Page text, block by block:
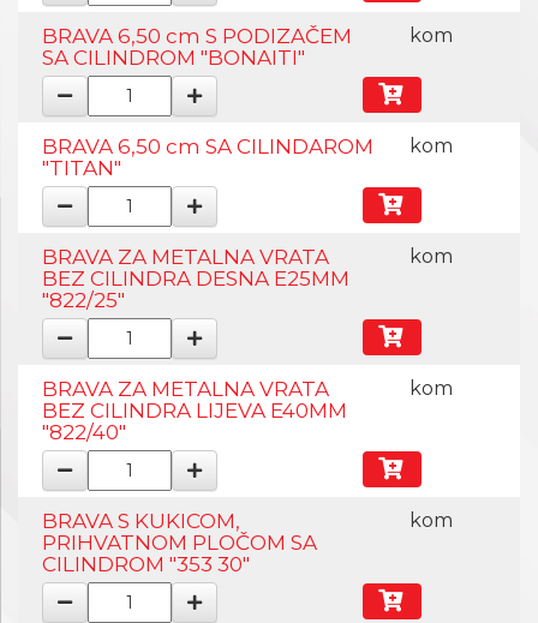
BRAVA 6,50 cm S PODIZAČEM
SA CILINDROM "BONAITI"
kom
BRAVA 6,50 cm SA CILINDAROM
"TITAN"
kom
BRAVA ZA METALNA VRATA
BEZ CILINDRA DESNA E25MM
"822/25"
kom
BRAVA ZA METALNA VRATA
BEZ CILINDRA LIJEVA E40MM
"822/40"
kom
BRAVA S KUKICOM,
PRIHVATNOM PLOČOM SA
CILINDROM "353 30"
kom